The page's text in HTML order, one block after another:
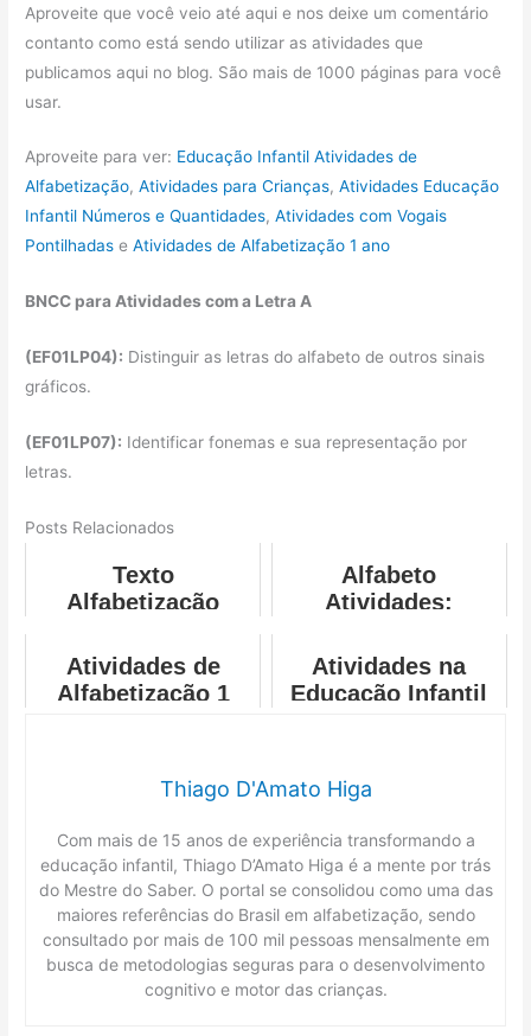
Aproveite que você veio até aqui e nos deixe um comentário
contanto como está sendo utilizar as atividades que
publicamos aqui no blog. São mais de 1000 páginas para você
usar.
Aproveite para ver: Educação Infantil Atividades de
Alfabetização,Atividades para Crianças,Atividades Educação
Infantil Números e Quantidades,Atividades com Vogais
Pontilhadas eAtividades de Alfabetização 1 ano
BNCC para Atividades com a Letra A
(EF01LP04): Distinguir as letras do alfabeto de outros sinais
gráficos.
(EF01LP07): Identificar fonemas e sua representação por
letras.
Posts Relacionados
Texto
Alfabetização
Alfabeto
Atividades:
Imprimir e
Alfabetizar
Atividades de
Alfabetização 1
Atividades na
Educação Infantil
Thiago D'Amato Higa
Com mais de 15 anos de experiência transformando a
educação infantil, Thiago D’Amato Higa é a mente por trás
do Mestre do Saber. O portal se consolidou como uma das
maiores referências do Brasil em alfabetização, sendo
consultado por mais de 100 mil pessoas mensalmente em
busca de metodologias seguras para o desenvolvimento
cognitivo e motor das crianças.